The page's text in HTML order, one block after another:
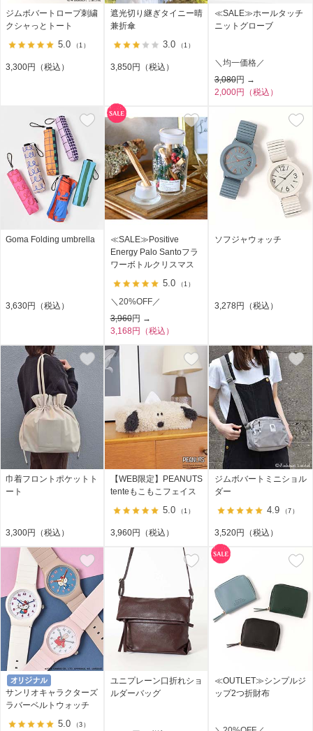
ジムボバートロープ刺繍
クシャっとトート
5.0 （1）
3,300円（税込）
遮光切り継ぎタイニー晴
兼折傘
3.0 （1）
3,850円（税込）
≪SALE≫ホールタッチ
ニットグローブ
＼均一価格／
3,080円 →
2,000円（税込）
Goma Folding umbrella
3,630円（税込）
≪SALE≫Positive
Energy Palo Santoフラ
ワーボトルクリスマス
5.0 （1）
＼20%OFF／
3,960円 →
3,168円（税込）
ソフジャウォッチ
3,278円（税込）
巾着フロントポケットト
ート
3,300円（税込）
【WEB限定】PEANUTS
tenteもこもこフェイス
5.0 （1）
3,960円（税込）
ジムボバートミニショル
ダー
4.9 （7）
3,520円（税込）
サンリオキャラクターズ
ラバーベルトウォッチ
5.0 （3）
ユニプレーン口折れショ
ルダーバッグ
≪OUTLET≫シンプルジ
ップ2つ折財布